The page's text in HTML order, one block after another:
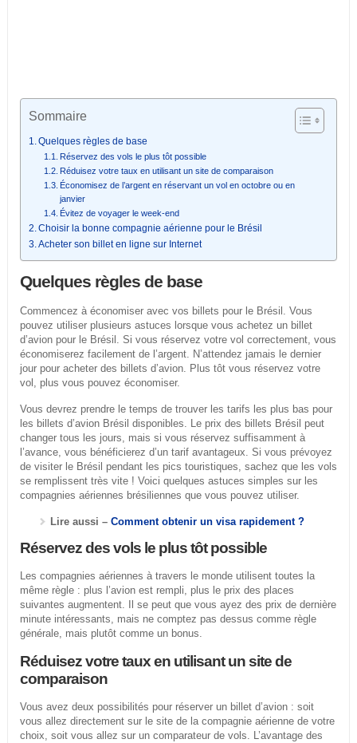
Sommaire
Quelques règles de base
Réservez des vols le plus tôt possible
Réduisez votre taux en utilisant un site de comparaison
Économisez de l’argent en réservant un vol en octobre ou en
janvier
Évitez de voyager le week-end
Choisir la bonne compagnie aérienne pour le Brésil
Acheter son billet en ligne sur Internet
Quelques règles de base
Commencez à économiser avec vos billets pour le Brésil. Vous
pouvez utiliser plusieurs astuces lorsque vous achetez un billet
d’avion pour le Brésil. Si vous réservez votre vol correctement, vous
économiserez facilement de l’argent. N’attendez jamais le dernier
jour pour acheter des billets d’avion. Plus tôt vous réservez votre
vol, plus vous pouvez économiser.
Vous devrez prendre le temps de trouver les tarifs les plus bas pour
les billets d’avion Brésil disponibles. Le prix des billets Brésil peut
changer tous les jours, mais si vous réservez suffisamment à
l’avance, vous bénéficierez d’un tarif avantageux. Si vous prévoyez
de visiter le Brésil pendant les pics touristiques, sachez que les vols
se remplissent très vite ! Voici quelques astuces simples sur les
compagnies aériennes brésiliennes que vous pouvez utiliser.
Lire aussi – Comment obtenir un visa rapidement ?
Réservez des vols le plus tôt possible
Les compagnies aériennes à travers le monde utilisent toutes la
même règle : plus l’avion est rempli, plus le prix des places
suivantes augmentent. Il se peut que vous ayez des prix de dernière
minute intéressants, mais ne comptez pas dessus comme règle
générale, mais plutôt comme un bonus.
Réduisez votre taux en utilisant un site de
comparaison
Vous avez deux possibilités pour réserver un billet d’avion : soit
vous allez directement sur le site de la compagnie aérienne de votre
choix, soit vous allez sur un comparateur de vols. L’avantage des